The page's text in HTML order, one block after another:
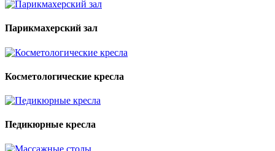
Парикмахерский зал
Косметологические кресла
Педикюрные кресла